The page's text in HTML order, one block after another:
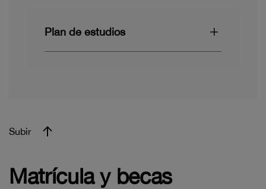
Plan de estudios
Subir
Matrícula y becas